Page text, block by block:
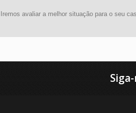
Iremos avaliar a melhor situação para o seu